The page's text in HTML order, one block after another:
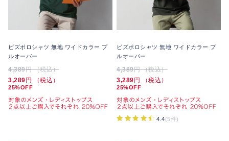
ビズポロシャツ 無地 ワイドカラー プ
ルオーバー
4,389円 （税込）
3,289円 （税込）
25%OFF
ビズポロシャツ 無地 ワイドカラー プ
ルオーバー
4,389円 （税込）
3,289円 （税込）
25%OFF
4.4(5件)